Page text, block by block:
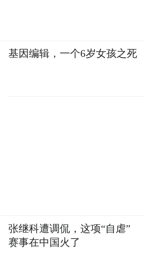
基因编辑，一个6岁女孩之死
张继科遭调侃，这项“自虐”
赛事在中国火了